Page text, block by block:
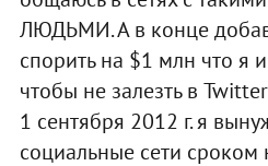
ЛЮДЬМИ. А в конце
спорить на $1 млн что я
чтобы не залезть в
1 сентября 2012 г. я
социальные сети сроком